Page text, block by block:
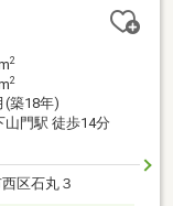
。・高い収納力、
ており、ファミリ
2
2
(築18年)
山門駅 徒歩14分
区石丸３